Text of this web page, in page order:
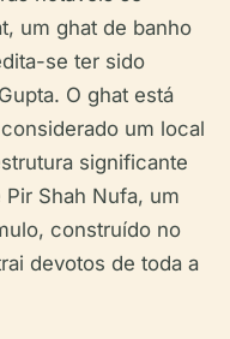
um ghat de banho
se ter sido
O ghat está
um local
significante
Shah Nufa, um
construído no
devotos de toda a